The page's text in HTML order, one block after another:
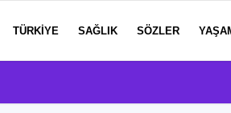
TÜRKIYE SAĞLIK SÖZLER